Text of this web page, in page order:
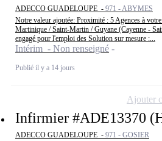
ADECCO GUADELOUPE - 971 - ABYMES
Notre valeur ajoutée: Proximité : 5 Agences à
Martinique / Saint-Martin / Guyane (Cayenne -
engagé pour l'emploi des Solution sur mesure :...
Intérim - Non renseigné
Publié il y a 14 jours
Infirmier #ADE13370
ADECCO GUADELOUPE - 971 - GOSIER
Ajouter